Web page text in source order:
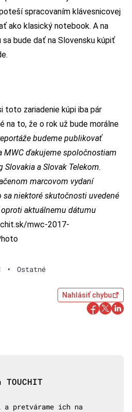
spracovaním klávesnicovej
ako klasický notebook. A na
bude dať na Slovensku kúpiť
toto zariadenie kúpi iba pár
na to, že o rok už bude morálne
budeme publikovať
MWC ďakujeme spoločnostiam
Slovakia a Slovak Telekom.
marcovom vydaní
sa niektoré skutočnosti uvedené
aktuálnemu dátumu
mwc-2017-
• Ostatné
Nahlásiť chybu
a pretvárame ich na